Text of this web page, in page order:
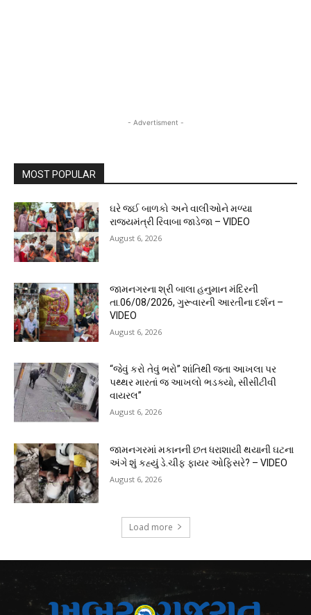
- Advertisment -
MOST POPULAR
ઘરે જઈ બાળકો અને વાલીઓને મળ્યા
રાજ્યમંત્રી રિવાબા જાડેજા – VIDEO
August 6, 2026
જામનગરના શ્રી બાલા હનુમાન મંદિરની
તા.06/08/2026, ગુરૂવારની આરતીના દર્શન –
VIDEO
August 6, 2026
“જેવું કરો તેવું ભરો” શાંતિથી જતા આખલા પર
પથ્થર મારતાં જ આખલો ભડક્યો, સીસીટીવી
વાયરલ”
August 6, 2026
જામનગરમાં મકાનની છત ધરાશાયી થયાની ઘટના
અંગે શું કહ્યું ડે.ચીફ ફાયર ઓફિસરે? – VIDEO
August 6, 2026
Load more